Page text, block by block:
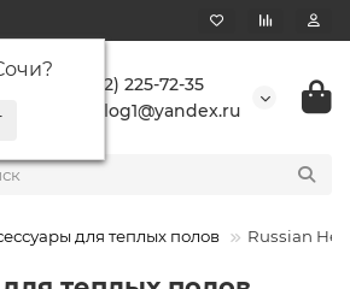
?
+7 (862) 225-72-35
buranlog1@yandex.ru
для теплых полов Russian